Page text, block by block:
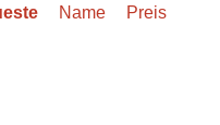
Name Preis